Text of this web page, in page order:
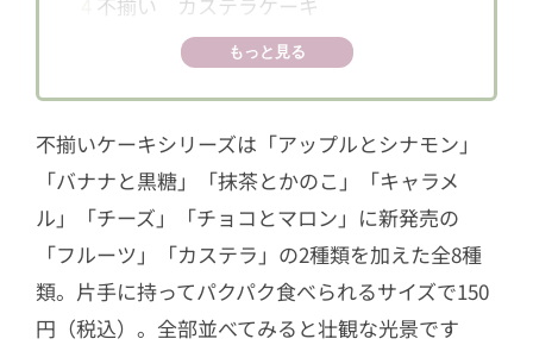
不揃い 抹茶とかのこのケーキ
6不揃い キャラメルケーキ
7不揃い チーズケーキ
8不揃い チョコとマロンのケーキ
もっと見る
不揃いケーキシリーズは「アップルとシナモン」
「バナナと黒糖」「抹茶とかのこ」「キャラメ
ル」「チーズ」「チョコとマロン」に新発売の
「フルーツ」「カステラ」の2種類を加えた全8種
類。片手に持ってパクパク食べられるサイズで150
円（税込）。全部並べてみると壮観な光景です